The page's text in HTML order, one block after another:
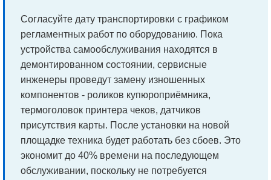
Согласуйте дату транспортировки с графиком
регламентных работ по оборудованию. Пока
устройства самообслуживания находятся в
демонтированном состоянии, сервисные
инженеры проведут замену изношенных
компонентов - роликов купюроприёмника,
термоголовок принтера чеков, датчиков
присутствия карты. После установки на новой
площадке техника будет работать без сбоев. Это
экономит до 40% времени на последующем
обслуживании, поскольку не потребуется